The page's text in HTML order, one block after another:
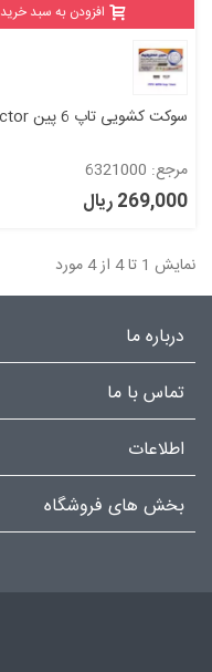
افزودن به سبد خرید
سوکت کشویی تاپ 6 پین FPC 6PIN 1mm top Connector
مرجع: 6321000
269,000 ریال
نمایش 1 تا 4 از 4 مورد
درباره ما
تماس با ما
اطلاعات
بخش های فروشگاه